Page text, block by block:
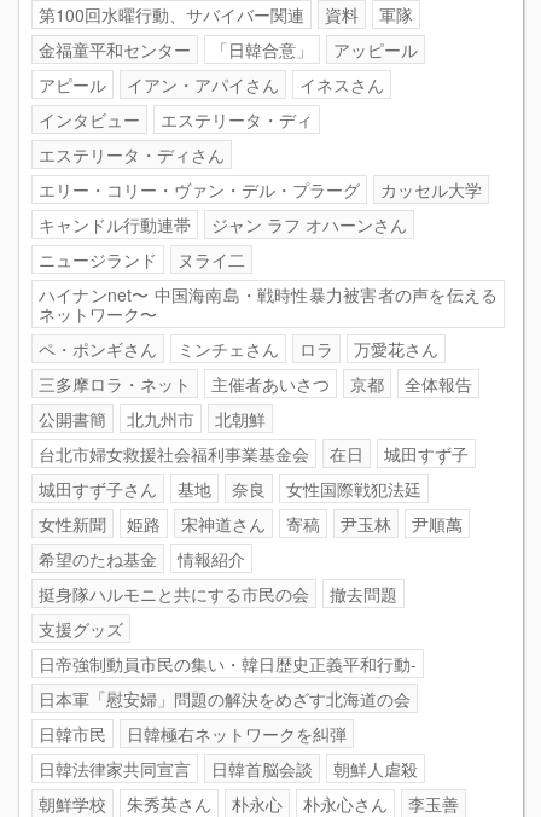
第100回水曜行動、サバイバー関連
資料
軍隊
金福童平和センター
「日韓合意」
アッピール
アピール
イアン・アパイさん
イネスさん
インタビュー
エステリータ・ディ
エステリータ・ディさん
エリー・コリー・ヴァン・デル・プラーグ
カッセル大学
キャンドル行動連帯
ジャン ラフ オハーンさん
ニュージランド
ヌライ二
ハイナンnet〜 中国海南島・戦時性暴力被害者の声を伝える
ネットワーク〜
ペ・ポンギさん
ミンチェさん ロラ
万愛花さん
三多摩ロラ・ネット
主催者あいさつ 京都
全体報告
公開書簡
北九州市
北朝鮮
台北市婦女救援社会福利事業基金会
在日
城田すず子
城田すず子さん
基地 奈良
女性国際戦犯法廷
女性新聞
姫路 宋神道さん 寄稿 尹玉林
尹順萬
希望のたね基金
情報紹介
挺身隊ハルモニと共にする市民の会
撤去問題
支援グッズ
日帝強制動員市民の集い・韓日歴史正義平和行動-
日本軍「慰安婦」問題の解決をめざす北海道の会
日韓市民
日韓極右ネットワークを糾弾
日韓法律家共同宣言
日韓首脳会談
朝鮮人虐殺
朝鮮学校
朱秀英さん 朴永心 朴永心さん
李玉善